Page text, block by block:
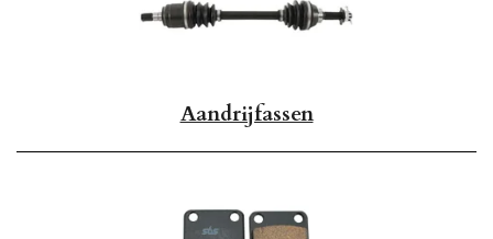
Aandrijfassen